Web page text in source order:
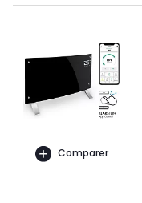
Comparer